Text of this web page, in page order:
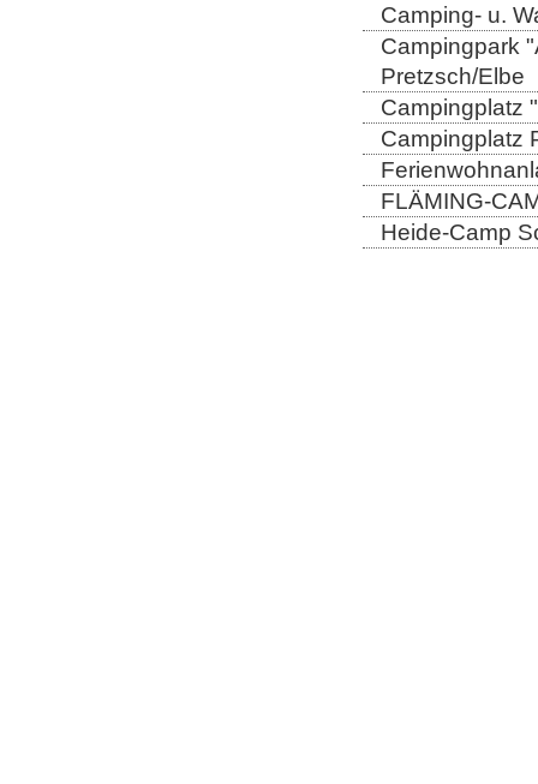
Camping- u.
Campingpark
Pretzsch/Elbe
Campingplatz
Campingplatz
FLÄMING-
Heide-Camp